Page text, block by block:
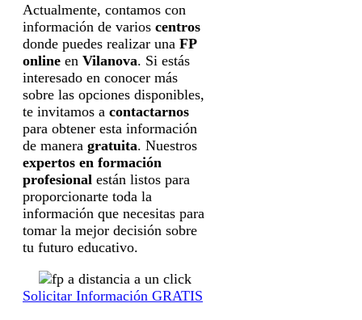
Actualmente, contamos con
información de varios centros
donde puedes realizar una FP
online en Vilanova. Si estás
interesado en conocer más
sobre las opciones disponibles,
te invitamos a contactarnos
para obtener esta información
de manera gratuita. Nuestros
expertos en formación
profesional están listos para
proporcionarte toda la
información que necesitas para
tomar la mejor decisión sobre
tu futuro educativo.
Solicitar Información GRATIS